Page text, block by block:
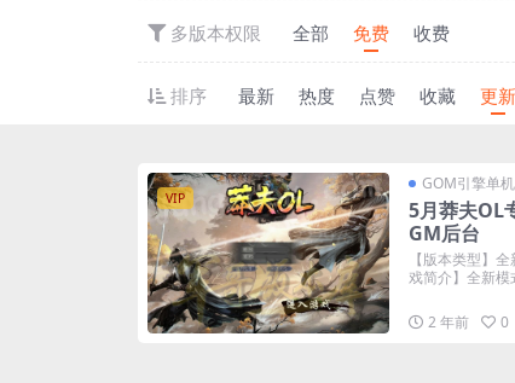
多版本权限 全部 免费 收费
排序 最新 热度 点赞 收藏 更新
VIP
GOM引擎单
5月莽夫OL
GM后台
【版本类型】
戏简介】全新模
2 年前 0